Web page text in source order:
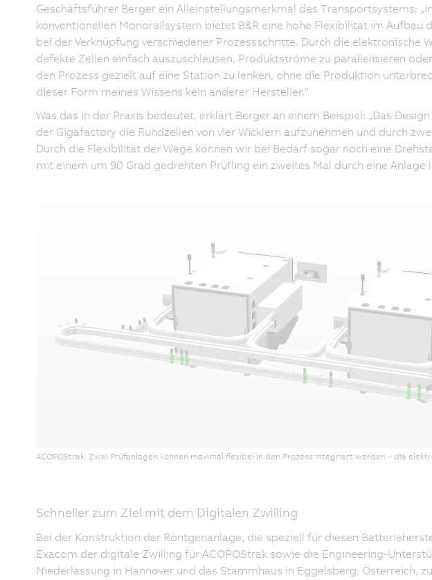
Geschäftsführer Berger ein Alleinstellungsmerkmal des Transportsystems:
konventionellen Monorailsystem bietet B&R eine hohe Flexibilität im Aufbau
bei der Verknüpfung verschiedener Prozessschritte. Durch die elektronische
defekte Zellen einfach auszuschleusen, Produktströme zu parallelisieren
den Prozess gezielt auf eine Station zu lenken, ohne die Produktion
dieser Form meines Wissens kein anderer Hersteller.“
Was das in der Praxis bedeutet, erklärt Berger an einem Beispiel: „Das
der Gigafactory die Rundzellen von vier Wicklern aufzunehmen und durch
Durch die Flexibilität der Wege können wir bei Bedarf sogar noch eine
mit einem um 90 Grad gedrehten Prüfling ein zweites Mal durch eine Anlage
ACOPOStrak: Zwei Prüfanlagen können maximal flexibel in den Prozess integriert werden – die
Schneller zum Ziel mit dem Digitalen Zwilling
Bei der Konstruktion der Röntgenanlage, die speziell für diesen
Exacom der digitale Zwilling für ACOPOStrak sowie die Engineering-
Niederlassung in Hannover und das Stammhaus in Eggelsberg, Österreich,